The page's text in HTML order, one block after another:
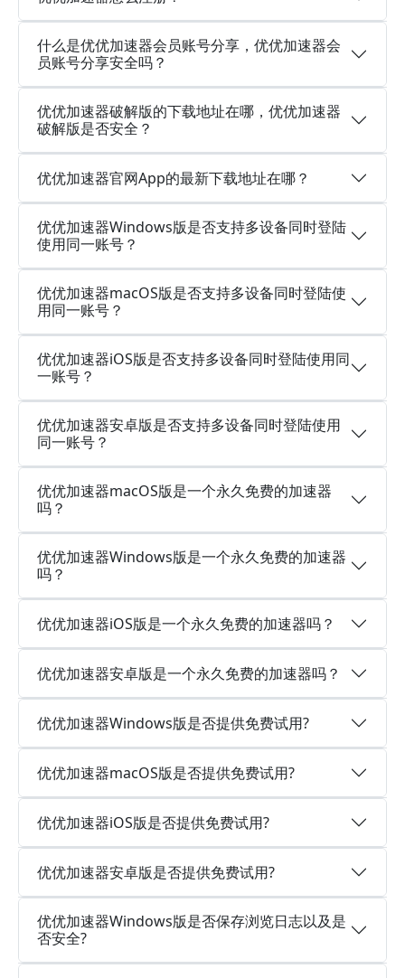
什么是优优加速器会员账号分享，优优加速器会
员账号分享安全吗？
优优加速器破解版的下载地址在哪，优优加速器
破解版是否安全？
优优加速器官网App的最新下载地址在哪？
优优加速器Windows版是否支持多设备同时登陆
使用同一账号？
优优加速器macOS版是否支持多设备同时登陆使
用同一账号？
优优加速器iOS版是否支持多设备同时登陆使用同
一账号？
优优加速器安卓版是否支持多设备同时登陆使用
同一账号？
优优加速器macOS版是一个永久免费的加速器
吗？
优优加速器Windows版是一个永久免费的加速器
吗？
优优加速器iOS版是一个永久免费的加速器吗？
优优加速器安卓版是一个永久免费的加速器吗？
优优加速器Windows版是否提供免费试用?
优优加速器macOS版是否提供免费试用?
优优加速器iOS版是否提供免费试用?
优优加速器安卓版是否提供免费试用?
优优加速器Windows版是否保存浏览日志以及是
否安全?